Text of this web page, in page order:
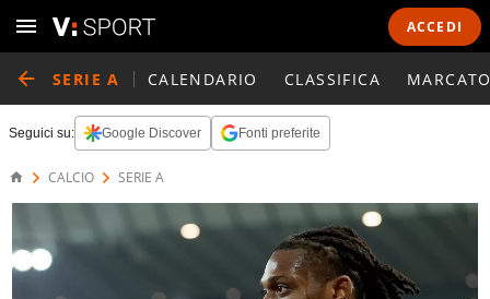
ACCEDI
SERIE A CALENDARIO CLASSIFICA
Seguici su: Google Discover Fonti preferite
CALCIO SERIE A